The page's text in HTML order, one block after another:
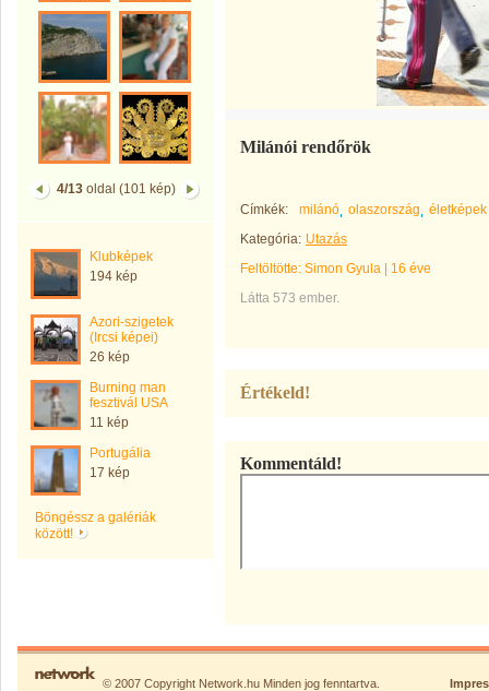
4/13oldal (101 kép)
Klubképek
194 kép
Azori-szigetek
(Ircsi képei)
26 kép
Burning man
fesztivál USA
11 kép
Portugália
17 kép
Böngéssz a galériák
között!
Milánói rendőrök
Címkék: milánó olaszország
életképek
Kategória: Utazás
Feltöltötte: Simon Gyula
16 éve
Látta 573 ember.
Értékeld!
Kommentáld!
© 2007 Copyright Network.hu Minden jog fenntartva.